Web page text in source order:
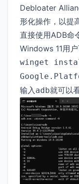
Debloater
形化操作，以提
直接使用ADB命
Windows 11用
winget
输入adb就可以